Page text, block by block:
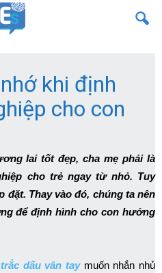
khi định
cho con
lai tốt đẹp, cha mẹ phải là
cho trẻ ngay từ nhỏ. Tuy
đặt. Thay vào đó, chúng ta nên
để định hình cho con hướng
dấu vân taymuốn nhắn nhủ